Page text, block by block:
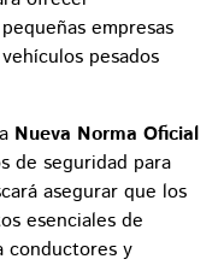
empresas
pesados
Nueva Norma Oficial
de seguridad para
asegurar que los
esenciales de
conductores y